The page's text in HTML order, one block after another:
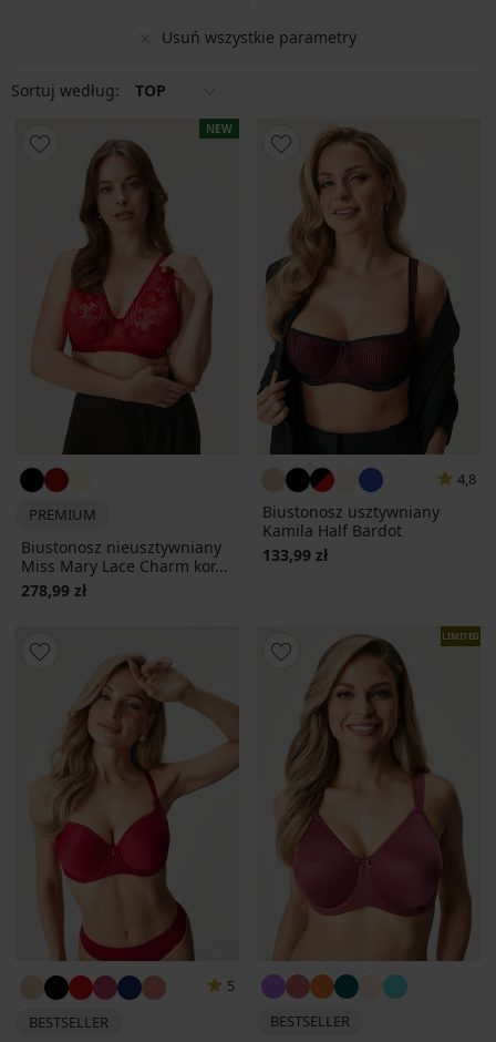
Usuń wszystkie parametry
Sortuj według: TOP
NEW
PREMIUM
Biustonosz nieusztywniany
Miss Mary Lace Charm kor...
278,99 zł
4,8
Biustonosz usztywniany
Kamila Half Bardot
133,99 zł
5
BESTSELLER
LIMITED
BESTSELLER